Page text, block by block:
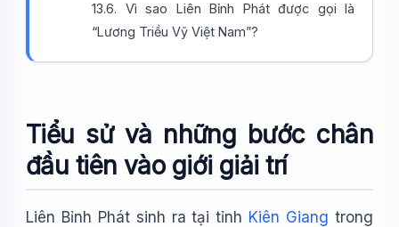
13.6. Vì sao Liên Bỉnh Phát được gọi là
“Lương Triều Vỹ Việt Nam”?
Tiểu sử và những bước chân
đầu tiên vào giới giải trí
Liên Bỉnh Phát sinh ra tại tỉnh Kiên Giang trong
🎓
📚 Lịch sử Việt Nam